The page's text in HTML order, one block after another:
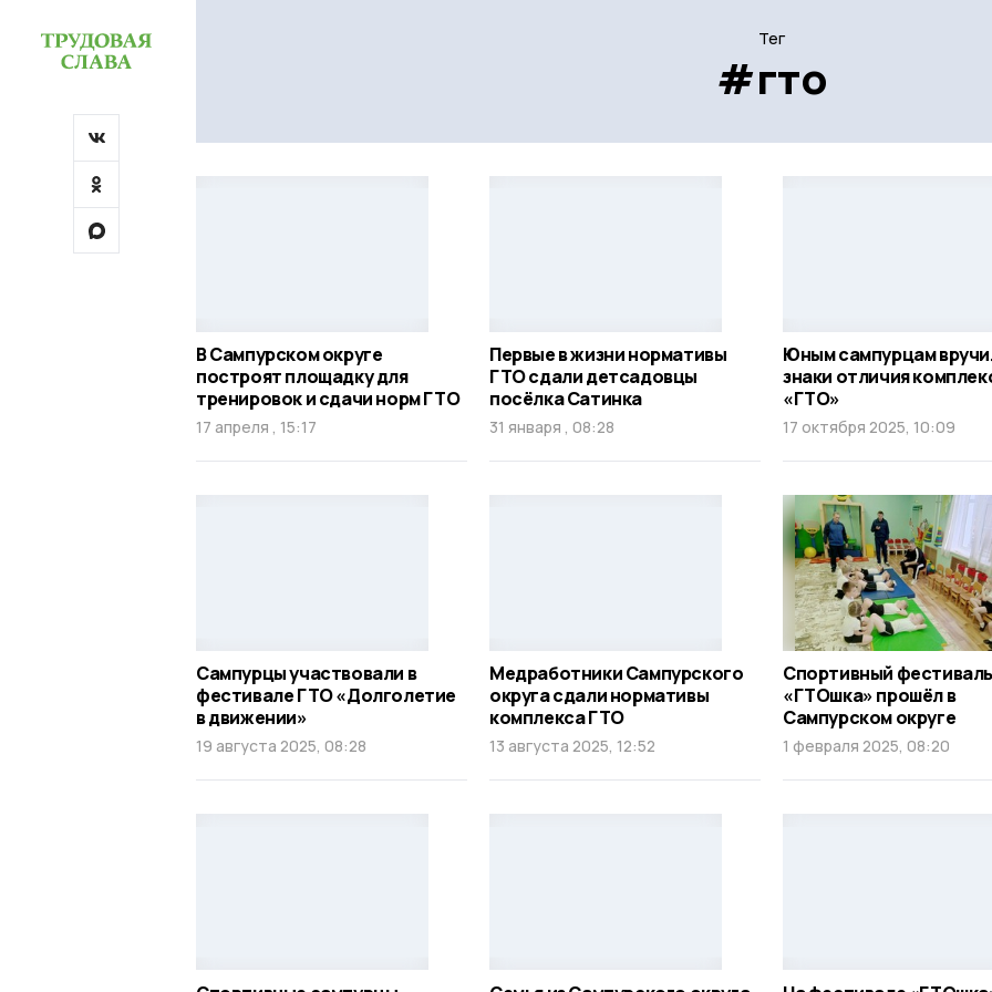
Тег
#гто
В Сампурском округе
построят площадку для
тренировок и сдачи норм ГТО
17 апреля , 15:17
Первые в жизни нормативы
ГТО сдали детсадовцы
посёлка Сатинка
31 января , 08:28
Юным сампурцам
знаки отличия
«ГТО»
17 октября 2025, 10:09
Сампурцы участвовали в
фестивале ГТО «Долголетие
в движении»
19 августа 2025, 08:28
Медработники Сампурского
округа сдали нормативы
комплекса ГТО
13 августа 2025, 12:52
Спортивный фестиваль
«ГТОшка» прошёл в
Сампурском округе
1 февраля 2025, 08:20